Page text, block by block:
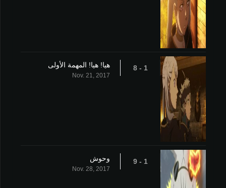
1 - 8 هيا! هيا! المهمة الأولى
Nov. 21, 2017
1 - 9 وحوش
Nov. 28, 2017